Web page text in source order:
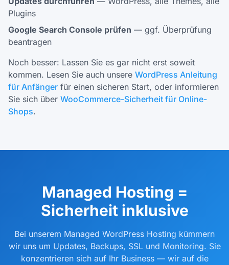
Plugins
Google Search Console prüfen — ggf. Überprüfung
beantragen
Noch besser: Lassen Sie es gar nicht erst soweit
kommen. Lesen Sie auch unsere WordPress Anleitung
für Anfänger für einen sicheren Start, oder informieren
Sie sich über WooCommerce-Sicherheit für Online-
Shops.
Managed Hosting =
Sicherheit inklusive
Bei unserem Managed WordPress Hosting kümmern
wir uns um Updates, Backups, SSL und Monitoring. Sie
konzentrieren sich auf Ihr Business — wir auf die